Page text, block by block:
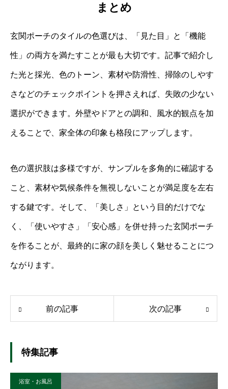
まとめ
玄関ポーチのタイルの色選びは、「見た目」と「機能
性」の両方を満たすことが最も大切です。記事で紹介し
た光と採光、色のトーン、素材や防滑性、掃除のしやす
さなどのチェックポイントを押さえれば、失敗の少ない
選択ができます。外壁やドアとの調和、風水的観点を加
えることで、家全体の印象も格段にアップします。
色の選択肢は多様ですが、サンプルを多角的に確認する
こと、素材や気候条件を無視しないことが満足度を左右
する鍵です。そして、「美しさ」という目的だけでな
く、「使いやすさ」「安心感」を併せ持った玄関ポーチ
を作ることが、最終的に家の顔を美しく魅せることにつ
ながります。
前の記事 次の記事
特集記事
浴室・お風呂